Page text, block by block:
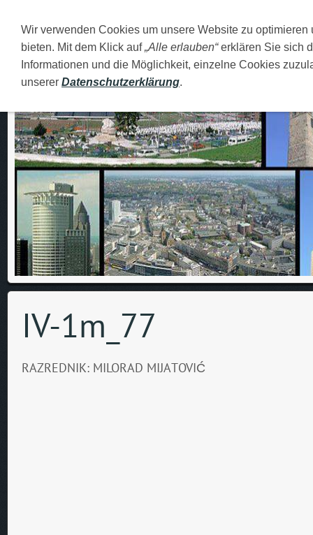
DEUTSCH O MENI FAMILIJA MOJI GRADOVI
IV-1m_77
RAZREDNIK: MILORAD MIJATOVIĆ
Wir verwenden Cookies um unsere Website zu
bieten. Mit dem Klick auf„Alle erlauben“erklären Sie sich
Informationen und die Möglichkeit, einzelne Cookies
unserer Datenschutzerklärung.